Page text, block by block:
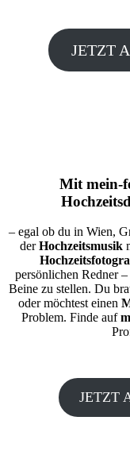
JETZT
Mit mein-
– egal ob du in Wien,
derHochzeitsmusik
persönlichen Redner
Beine zu stellen. Du
oder möchtest einen
Problem. Finde auf
JETZT